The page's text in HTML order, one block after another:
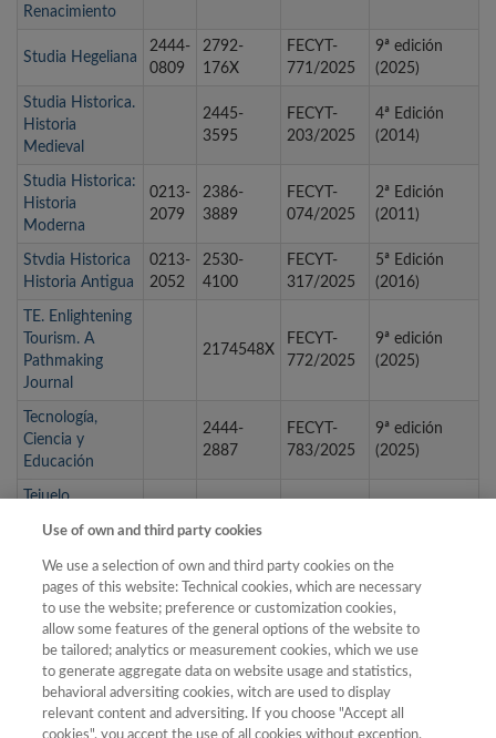
Renacimiento
Studia Hegeliana
2444-
0809
2792-
176X
FECYT-
771/2025
9ª edición
(2025)
Studia Historica.
Historia
Medieval
2445-
3595
FECYT-
203/2025
4ª Edición
(2014)
Studia Historica:
Historia
Moderna
0213-
2079
2386-
3889
FECYT-
074/2025
2ª Edición
(2011)
Stvdia Historica
Historia Antigua
0213-
2052
2530-
4100
FECYT-
317/2025
5ª Edición
(2016)
TE. Enlightening
Tourism. A
Pathmaking
Journal
2174548X
FECYT-
772/2025
9ª edición
(2025)
Tecnología,
Ciencia y
Educación
2444-
2887
FECYT-
783/2025
9ª edición
(2025)
Tejuelo.
Literatura.
Educación
1988-
Teknokultura.
Revista de
Cultura Digital y
Movimientos
Sociales
1549-
2230
FECYT-
415/2025
6ª Edición
(2019)
Use of own and third party cookies
We use a selection of own and third party cookies on the
pages of this website: Technical cookies, which are necessary
to use the website; preference or customization cookies,
allow some features of the general options of the website to
be tailored; analytics or measurement cookies, which we use
to generate aggregate data on website usage and statistics,
behavioral adversiting cookies, witch are used to display
relevant content and adversiting. If you choose "Accept all